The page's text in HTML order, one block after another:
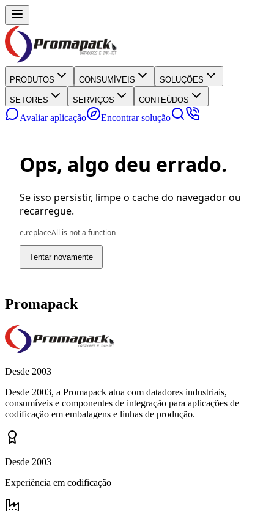
PRODUTOS CONSUMÍVEIS SOLUÇÕES
SETORES SERVIÇOS CONTEÚDOS
Avaliar aplicação Encontrar solução
Ops, algo deu errado.
Se isso persistir, limpe o cache do navegador ou
recarregue.
e.replaceAll is not a function
Tentar novamente
Promapack
Desde 2003
Desde 2003, a Promapack atua com datadores industriais,
consumíveis e componentes de integração para aplicações de
codificação em embalagens e linhas de produção.
Desde 2003
Experiência em codificação